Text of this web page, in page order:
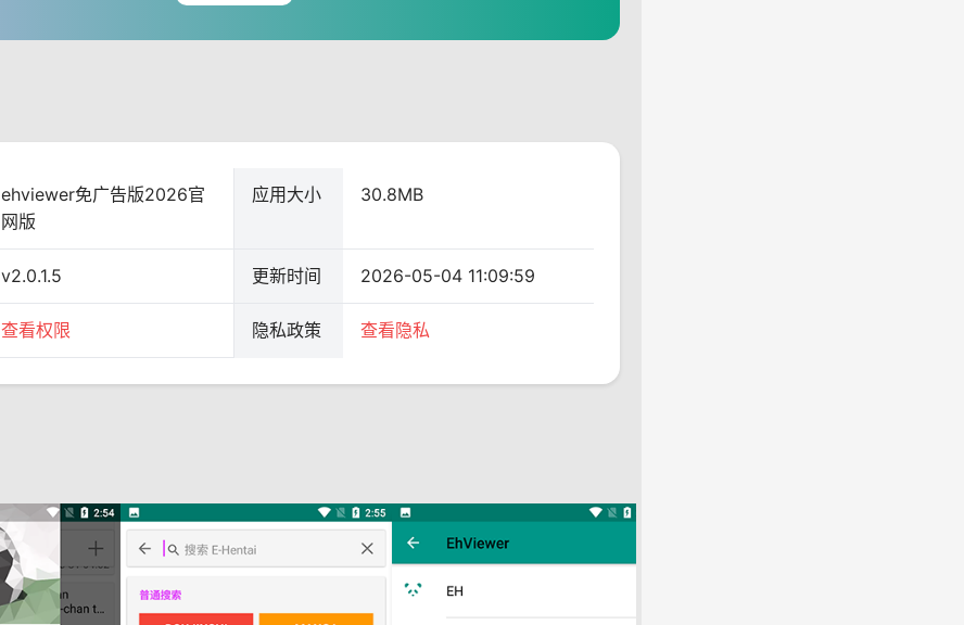
ehviewer免广告版2026官
网版
应用大小 30.8MB
v2.0.1.5 更新时间 2026-05-04 11:09:59
查看权限 隐私政策 查看隐私